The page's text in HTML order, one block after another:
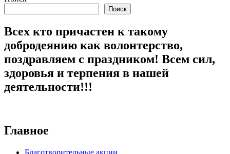
Поиск
Всех кто причастен к такому
добродеянию как волонтерство,
поздравляем с праздником! Всем сил,
здоровья и терпения в нашей
деятельности!!!
Главное
Благотворительные акции